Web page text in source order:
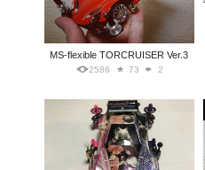
MS-flexible TORCRUISER Ver.3
2586 73 2